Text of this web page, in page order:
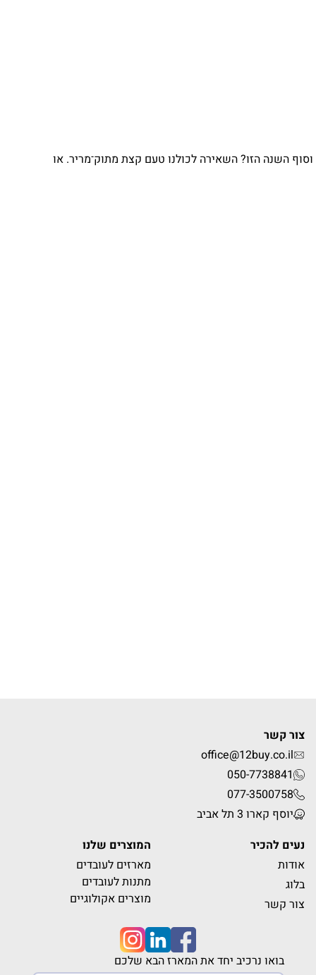
השנה הזו? השאירה לכולנו טעם קצת מתוק־מריר. או
צור קשר
office@12buy.co.il
050-7738841
077-3500758
יוסף קארו 3 תל אביב
נעים להכיר
אודות
בלוג
צור קשר
המוצרים שלנו
מארזים לעובדים
מתנות לעובדים
מוצרים אקולוגיים
בואו נרכיב יחד את המארז הבא שלכם